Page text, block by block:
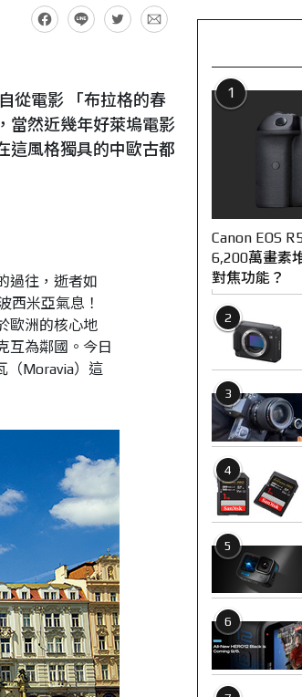
從電影 「布拉格的春
當然近幾年好萊塢電影
風格獨具的中歐古都
過往，逝者如
西米亞氣息！
歐洲的核心地
互為鄰國。今日
（Moravia）這
1
Canon EOS
6,200萬畫素
對焦功能？
2
3
4
5
6